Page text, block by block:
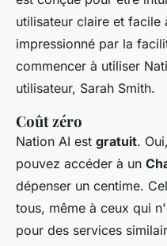
utilisateur claire et facile
impressionné par la
commencer à utiliser
utilisateur, Sarah Smith.
Coût zéro
Nation AI est gratuit.
pouvez accéder à un
dépenser un centime.
tous, même à ceux qui
pour des services